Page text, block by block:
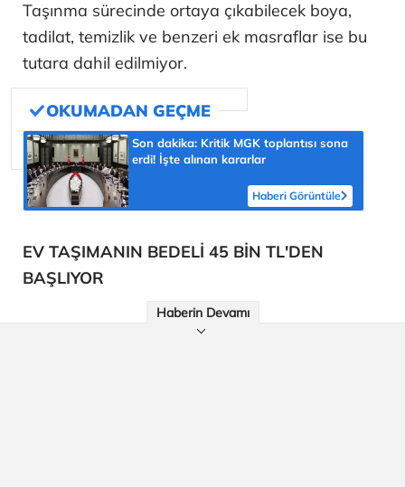
Taşınma sürecinde ortaya çıkabilecek boya,
tadilat, temizlik ve benzeri ek masraflar ise bu
tutara dahil edilmiyor.
Son dakika: Kritik MGK toplantısı sona
erdi! İşte alınan kararlar
Haberi Görüntüle
EV TAŞIMANIN BEDELİ 45 BİN TL'DEN
BAŞLIYOR
Haberin Devamı